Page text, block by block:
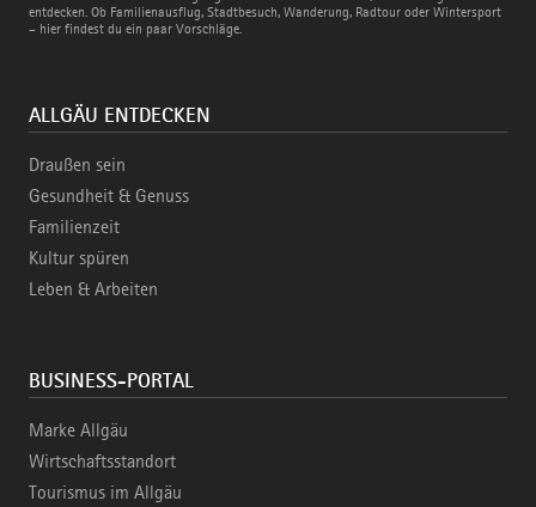
entdecken. Ob Familienausflug, Stadtbesuch, Wanderung, Radtour oder Wintersport
– hier findest du ein paar Vorschläge.
Bahn
ALLGÄU ENTDECKEN
Draußen sein
Gesundheit & Genuss
Familienzeit
Kultur spüren
Leben & Arbeiten
BUSINESS-PORTAL
Marke Allgäu
Wirtschaftsstandort
Tourismus im Allgäu